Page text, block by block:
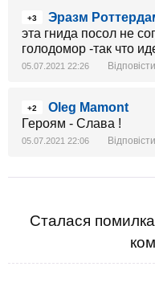
+3
Эразм
эта гнида посол не
голодомор -так что
05.07.2021 22:26 Відповісти
+2
Oleg Mamont
Героям - Слава !
05.07.2021 22:06 Відповісти
Сталася